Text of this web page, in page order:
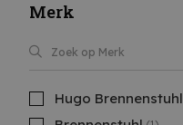
Merk
Hugo Brennenstuhl